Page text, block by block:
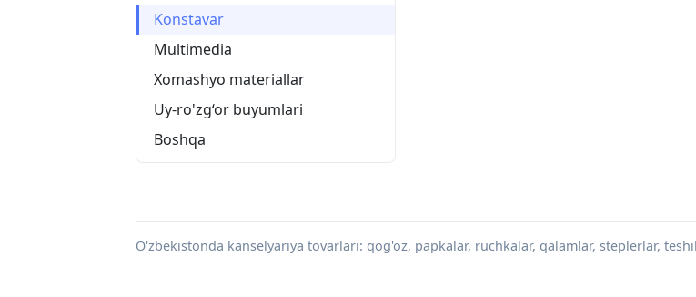
Konstavar
Multimedia
Xomashyo materiallar
Uy-ro'zg‘or buyumlari
Boshqa
O'zbekistonda kanselyariya tovarlari: qog'oz, papkalar, ruchkalar, qalamlar, steplerlar,